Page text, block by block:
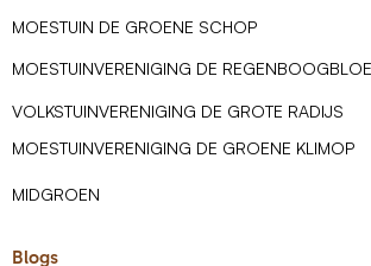
MOESTUIN DE GROENE SCHOP
MOESTUINVERENIGING DE
VOLKSTUINVERENIGING DE GROTE RADIJS
MOESTUINVERENIGING DE GROENE KLIMOP
MIDGROEN
Blogs